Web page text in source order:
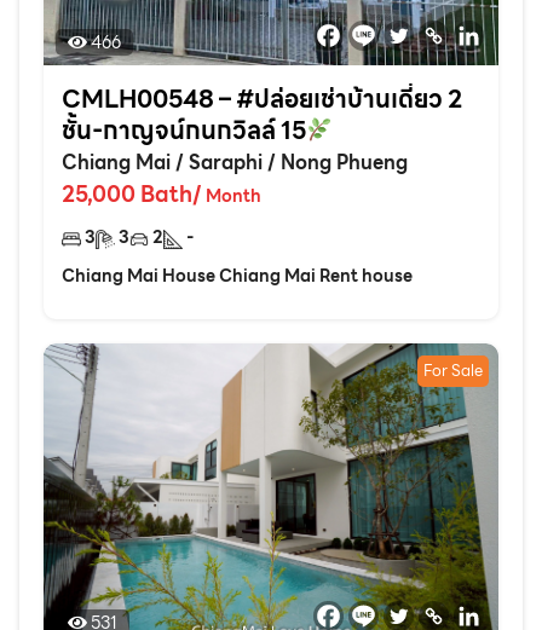
466
CMLH00548 – #ปล่อยเช่าบ้านเดี่ยว 2
ชั้น-กาญจน์กนกวิลล์ 15
Chiang Mai/Saraphi/ Nong Phueng
25,000 Bath/ Month
3
3 2
-
Chiang Mai House Chiang Mai Rent house
For Sale
531